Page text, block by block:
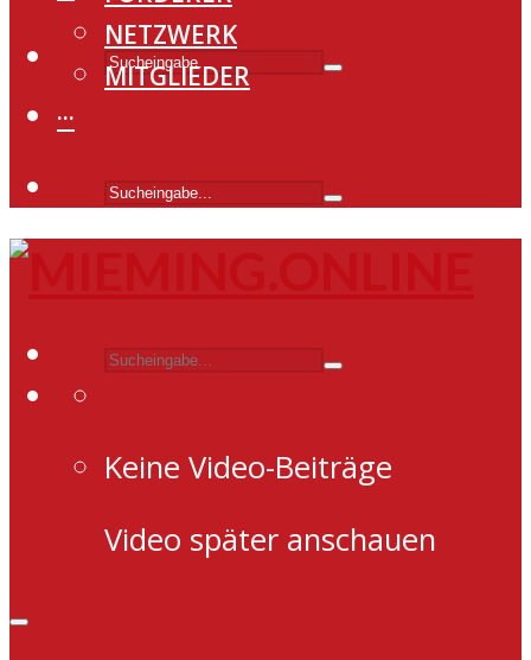
NETZWERK
MITGLIEDER
···
Keine Video-Beiträge
Video später anschauen